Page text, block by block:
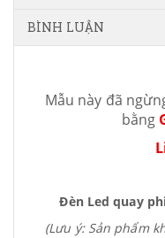
BÌNH LUẬN
Mẫu này đã
bằng
Đèn Led quay
(Lưu ý: Sản phẩm